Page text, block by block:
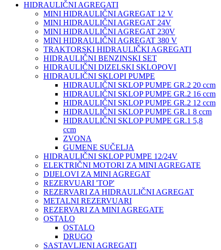
HIDRAULIČNI AGREGATI
MINI HIDRAULIČNI AGREGAT 12 V
MINI HIDRAULIČNI AGREGAT 24V
MINI HIDRAULIČNI AGREGAT 230V
MINI HIDRAULIČNI AGREGAT 380 V
TRAKTORSKI HIDRAULIČKI AGREGATI
HIDRAULIČNI BENZINSKI SET
HIDRAULIČNI DIZELSKI SKLOPOVI
HIDRAULIČNI SKLOPI PUMPE
HIDRAULIČNI SKLOP PUMPE GR.2 20 ccm
HIDRAULIČNI SKLOP PUMPE GR.2 16 ccm
HIDRAULIČNI SKLOP PUMPE GR.2 12 ccm
HIDRAULIČNI SKLOP PUMPE GR.1 8 ccm
HIDRAULIČNI SKLOP PUMPE GR.1 5,8
ccm
ZVONA
GUMENE SUČELJA
HIDRAULIČNI SKLOP PUMPE 12/24V
ELEKTRIČNI MOTORI ZA MINI AGREGATE
DIJELOVI ZA MINI AGREGAT
REZERVUARI 'TOP'
REZERVARI ZA HIDRAULIČNI AGREGAT
METALNI REZERVUARI
REZERVARI ZA MINI AGREGATE
OSTALO
OSTALO
DRUGO
SASTAVLJENI AGREGATI